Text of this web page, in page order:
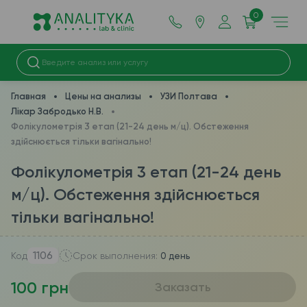
0
Главная Цены на анализы
УЗИ Полтава
Лікар Забродько Н.В.
Фолікулометрія 3 етап (21-24 день м/ц). Обстеження
здійснюється тільки вагінально!
Фолікулометрія 3 етап (21-24 день
м/ц). Обстеження здійснюється
тільки вагінально!
Код 1106 Срок выполнения: 0 день
100 грн Заказать